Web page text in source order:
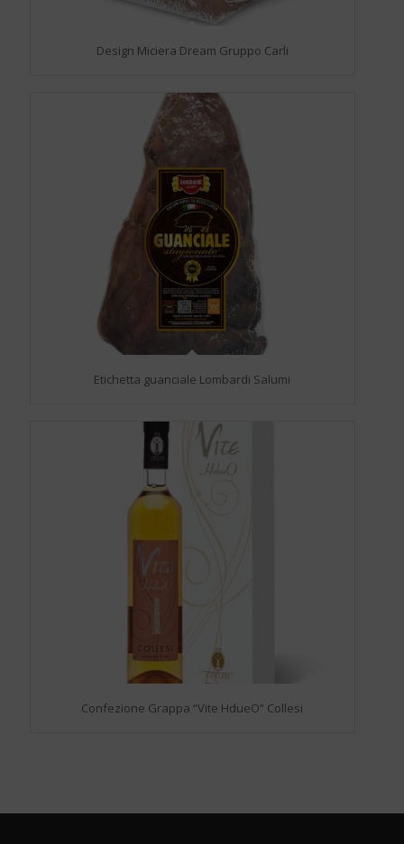
Design Miciera Dream Gruppo Carli
Etichetta guanciale Lombardi Salumi
Confezione Grappa “Vite HdueO” Collesi